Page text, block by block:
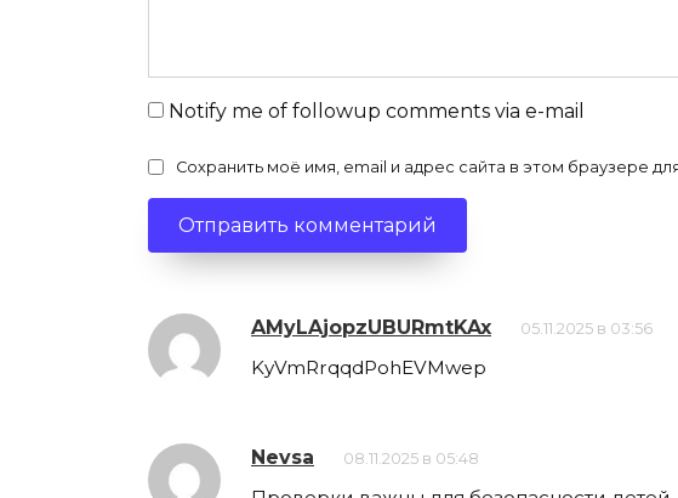
Notify me of followup comments via e-mail
Сохранить моё имя, email и адрес сайта в этом браузере
AMyLAjopzUBURmtKAx 05.11.2025 в 03:56
KyVmRrqqdPohEVMwep
Nevsa 08.11.2025 в 05:48